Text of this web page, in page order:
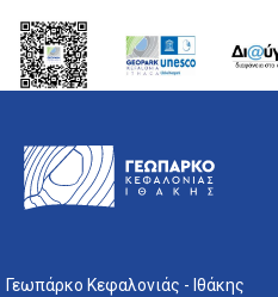
Γεωπάρκο Κεφαλονιάς - Ιθάκης